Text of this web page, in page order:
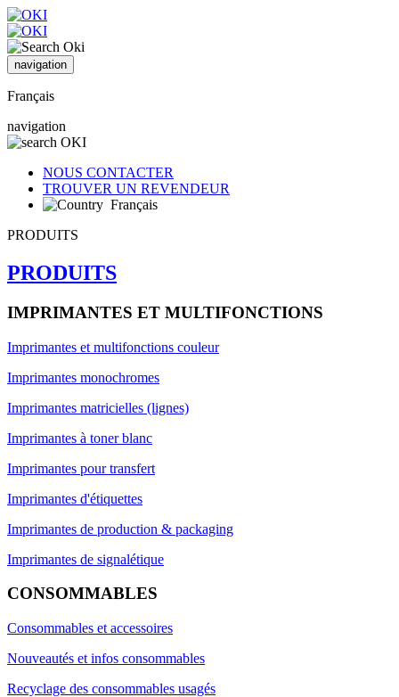
navigation
Français
navigation
NOUS CONTACTER
TROUVER UN REVENDEUR
Français
PRODUITS
PRODUITS
IMPRIMANTES ET MULTIFONCTIONS
Imprimantes et multifonctions couleur
Imprimantes monochromes
Imprimantes matricielles (lignes)
Imprimantes à toner blanc
Imprimantes pour transfert
Imprimantes d'étiquettes
Imprimantes de production & packaging
Imprimantes de signalétique
CONSOMMABLES
Consommables et accessoires
Nouveautés et infos consommables
Recyclage des consommables usagés